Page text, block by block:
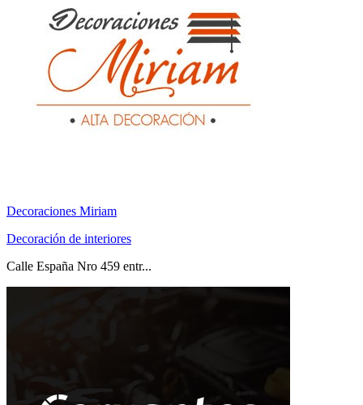
Decoraciones Miriam
Decoración de interiores
Calle España Nro 459 entr...